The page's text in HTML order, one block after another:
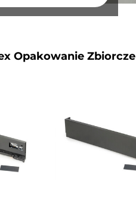
Opakowanie Zbiorcze